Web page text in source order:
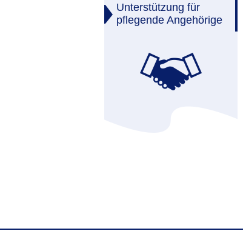
Unterstützung für
pflegende Angehörige